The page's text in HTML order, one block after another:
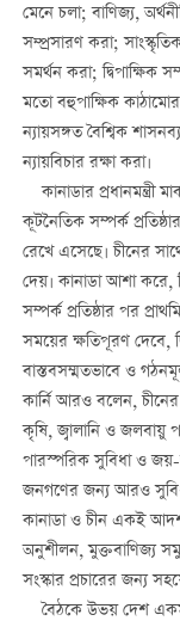
মেনে চলা; বাণিজ্য,
সম্প্রসারণ করা;
সমর্থন করা; দ্বিপাক্ষিক
মতো বহুপাক্ষিক
ন্যায়সঙ্গত বৈশ্বিক
ন্যায়বিচার রক্ষা করা।
কানাডার প্রধানমন্ত্রী
কূটনৈতিক সম্পর্ক
রেখে এসেছে। চীনের
দেয়। কানাডা আশা করে,
সম্পর্ক প্রতিষ্ঠার পর
সময়ের ক্ষতিপূরণ দেবে,
বাস্তবসম্মতভাবে ও
কার্নি আরও বলেন, চীনের
কৃষি, জ্বালানি ও জলবায়ু
পারস্পরিক সুবিধা ও
জনগণের জন্য আরও
কানাডা ও চীন একই
অনুশীলন, মুক্তবাণিজ্য
সংস্কার প্রচারের জন্য
বৈঠকে উভয় দেশ